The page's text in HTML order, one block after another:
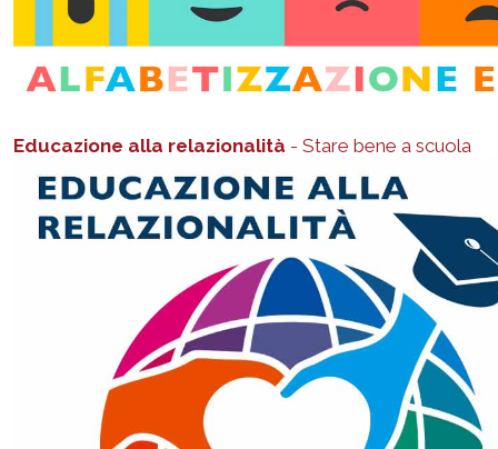
Educazione alla relazionalità - Stare bene a scuola